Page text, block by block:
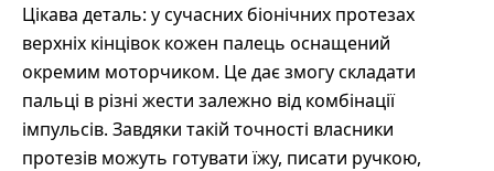
Цікава деталь: у сучасних біонічних протезах
верхніх кінцівок кожен палець оснащений
окремим моторчиком. Це дає змогу складати
пальці в різні жести залежно від комбінації
імпульсів. Завдяки такій точності власники
протезів можуть готувати їжу, писати ручкою,